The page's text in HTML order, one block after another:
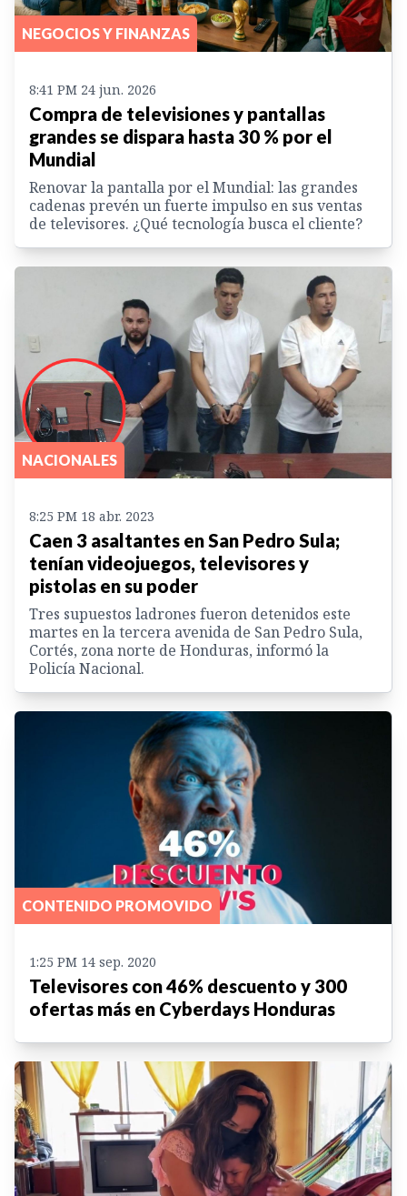
NEGOCIOS Y FINANZAS
8:41 PM 24 jun. 2026
Compra de televisiones y pantallas
grandes se dispara hasta 30 % por el
Mundial
Renovar la pantalla por el Mundial: las grandes
cadenas prevén un fuerte impulso en sus ventas
de televisores. ¿Qué tecnología busca el cliente?
NACIONALES
8:25 PM 18 abr. 2023
Caen 3 asaltantes en San Pedro Sula;
tenían videojuegos, televisores y
pistolas en su poder
Tres supuestos ladrones fueron detenidos este
martes en la tercera avenida de San Pedro Sula,
Cortés, zona norte de Honduras, informó la
Policía Nacional.
CONTENIDO PROMOVIDO
1:25 PM 14 sep. 2020
Televisores con 46% descuento y 300
ofertas más en Cyberdays Honduras